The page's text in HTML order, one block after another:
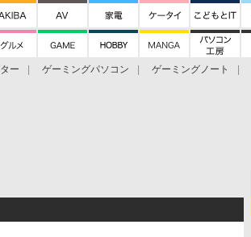
ー ゲーミングパソコン ゲーミングノート